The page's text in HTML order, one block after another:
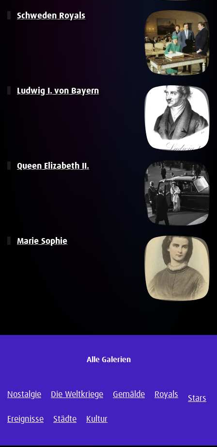
Schweden Royals
Ludwig I. von Bayern
Queen Elizabeth II.
Marie Sophie
Alle Galerien
Nostalgie Die Weltkriege Gemälde Royals Stars
Ereignisse Städte Kultur